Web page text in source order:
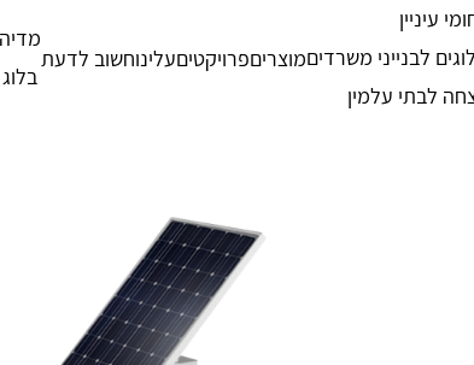
עיניין
לבנייני משרדים
לבתי עלמין
מוצריםפרויקטיםעלינוחשוב לדעת
מדיה
בלוג